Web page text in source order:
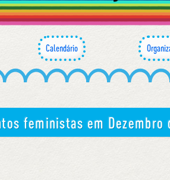
Calendário
feministas em Dezembro